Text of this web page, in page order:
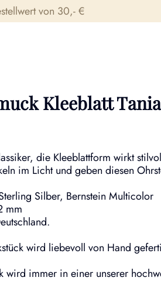
von 30,- €
Kleeblatt
die Kleeblattform wirkt
im Licht und geben diesen
Silber, Bernstein Multicolor
mm
wird liebevoll von Hand
wird immer in einer unserer